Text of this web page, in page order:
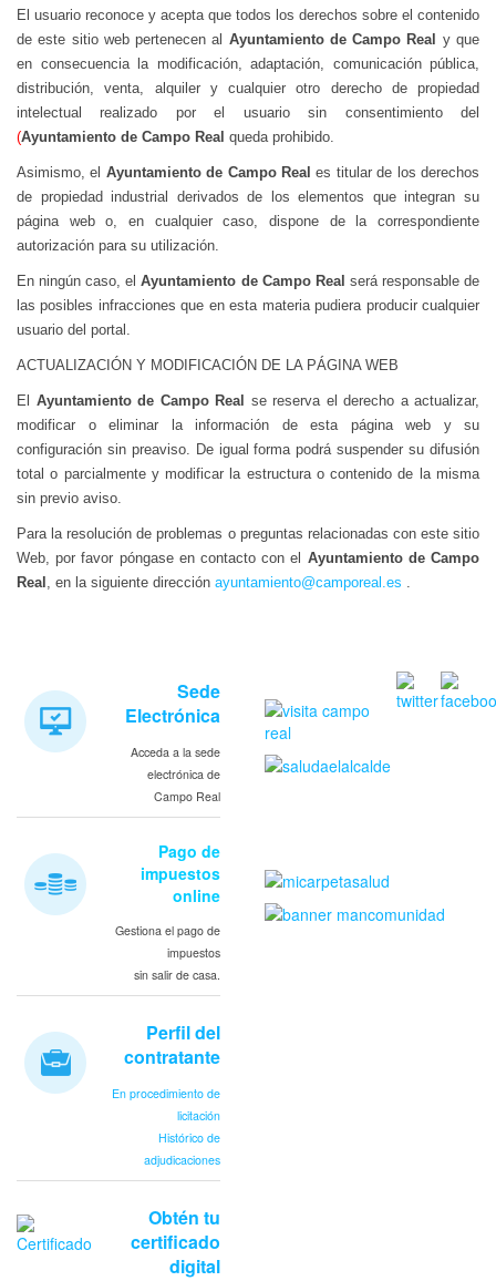
El usuario reconoce y acepta que todos los derechos sobre el contenido
de este sitio web pertenecen al Ayuntamiento de Campo Real y que
en consecuencia la modificación, adaptación, comunicación pública,
distribución, venta, alquiler y cualquier otro derecho de propiedad
intelectual realizado por el usuario sin consentimiento del
(Ayuntamiento de Campo Real queda prohibido.
Asimismo, el Ayuntamiento de Campo Real es titular de los derechos
de propiedad industrial derivados de los elementos que integran su
página web o, en cualquier caso, dispone de la correspondiente
autorización para su utilización.
En ningún caso, elAyuntamiento de Campo Real será responsable de
las posibles infracciones que en esta materia pudiera producir cualquier
usuario del portal.
ACTUALIZACIÓN Y MODIFICACIÓN DE LA PÁGINA WEB
El Ayuntamiento de Campo Real se reserva el derecho a actualizar,
modificar o eliminar la información de esta página web y su
configuración sin preaviso. De igual forma podrá suspender su difusión
total o parcialmente y modificar la estructura o contenido de la misma
sin previo aviso.
Para la resolución de problemas o preguntas relacionadas con este sitio
Web, por favor póngase en contacto con el Ayuntamiento de Campo
Real , en la siguiente dirección ayuntamiento@camporeal.es .
Sede
Electrónica
Acceda a la sede
electrónica de
Campo Real
Pago de
impuestos
online
Gestiona el pago de
impuestos
sin salir de casa.
Perfil del
contratante
En procedimiento de
licitación
Histórico de
adjudicaciones
Obtén tu
certificado
digital